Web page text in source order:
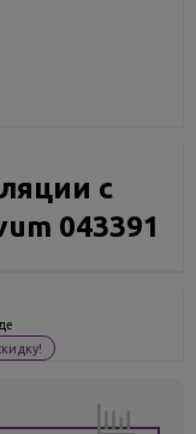
с
043391